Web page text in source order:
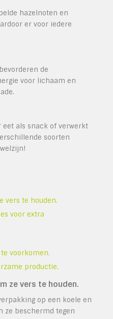
hazelnoten en
er voor iedere
de
voor lichaam en
eet als snack of verwerkt
soorten
vers te houden.
voor extra
voorkomen.
productie.
ze vers te houden.
op een koele en
ze beschermd tegen